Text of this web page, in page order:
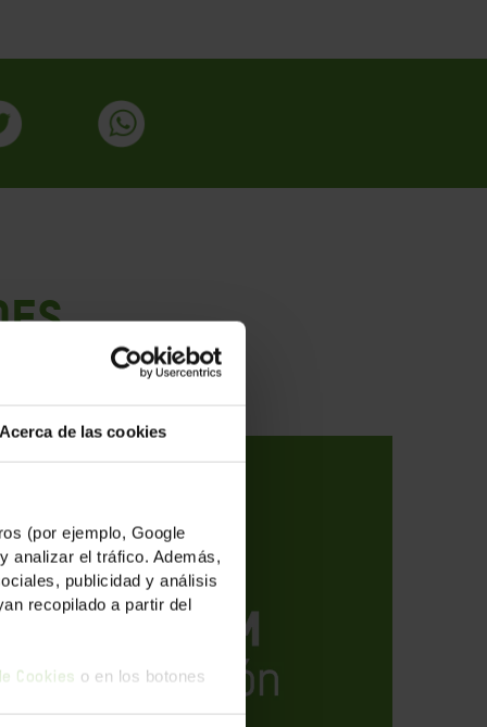
Acerca de las cookies
(por ejemplo, Google
analizar el tráfico. Además,
publicidad y análisis
recopilado a partir del
Cookies o en los botones